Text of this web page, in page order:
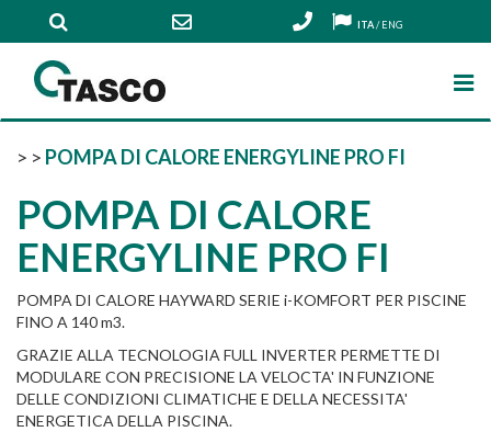
ITA/ENG
> > POMPA DI CALORE ENERGYLINE PRO FI
POMPA DI CALORE
ENERGYLINE PRO FI
POMPA DI CALORE HAYWARD SERIE i-KOMFORT PER PISCINE
FINO A 140 m3.
GRAZIE ALLA TECNOLOGIA FULL INVERTER PERMETTE DI
MODULARE CON PRECISIONE LA VELOCTA' IN FUNZIONE
DELLE CONDIZIONI CLIMATICHE E DELLA NECESSITA'
ENERGETICA DELLA PISCINA.